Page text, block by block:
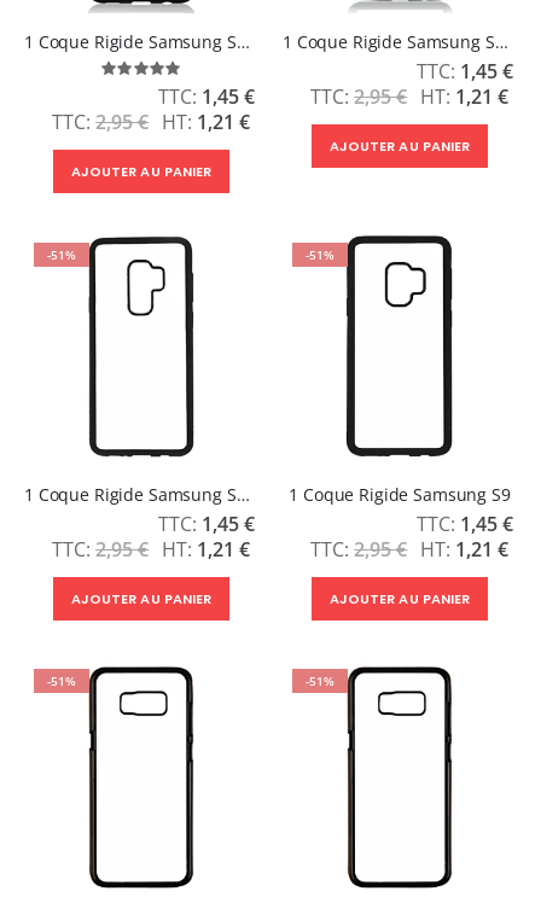
1 Coque Rigide Samsung S10E
Évaluation:
100%
2,95 €
Prix
Spécial
1,45 €
1,21 €
AJOUTER AU PANIER
1 Coque Rigide Samsung S10 Plus
2,95 €
Prix
Spécial
1,45 €
1,21 €
AJOUTER AU PANIER
-51%
1 Coque Rigide Samsung S9 Plus
2,95 €
Prix
Spécial
1,45 €
1,21 €
AJOUTER AU PANIER
-51%
1 Coque Rigide Samsung S9
2,95 €
Prix
Spécial
1,45 €
1,21 €
AJOUTER AU PANIER
-51% -51%